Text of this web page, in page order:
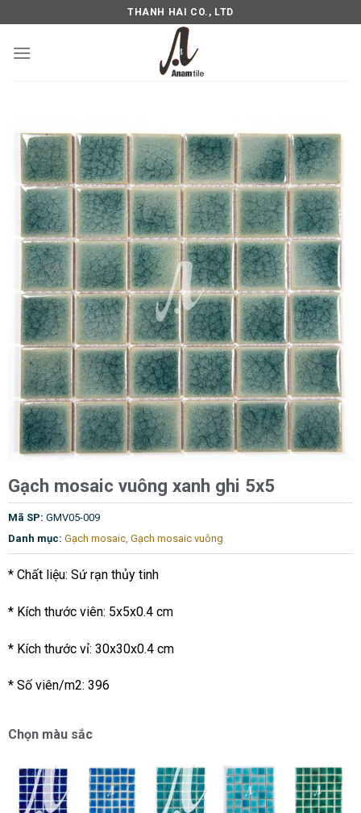
THANH HAI CO., LTD
Gạch mosaic vuông xanh ghi 5x5
Mã SP: GMV05-009
Danh mục: Gạch mosaic, Gạch mosaic vuông
* Chất liệu: Sứ rạn thủy tinh
* Kích thước viên: 5x5x0.4 cm
* Kích thước vỉ: 30x30x0.4 cm
* Số viên/m2: 396
Chọn màu sắc